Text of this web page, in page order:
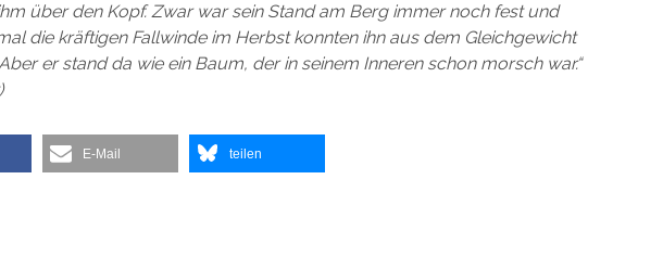
über den Kopf. Zwar war sein Stand am Berg immer noch fest und
die kräftigen Fallwinde im Herbst konnten ihn aus dem Gleichgewicht
er stand da wie ein Baum, der in seinem Inneren schon morsch war.“
E-Mail teilen